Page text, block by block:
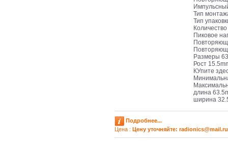
Тип
Тип
Пиковое
Размеры
Рост
КУпите
длина
ширина
Подробнее...
Цена : Цену уточняйте: radioniсs@mail.ru